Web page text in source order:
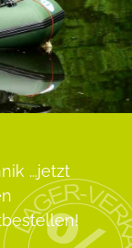
...jetzt